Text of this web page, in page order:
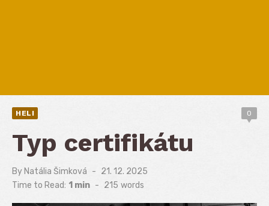
HELI 0
Typ certifikátu
By Natália Šimková
Posted
on
21. 12. 2025
Time to Read: 1 min - 215 words